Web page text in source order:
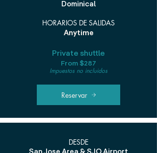
Dominical
HORARIOS DE SALIDAS
Anytime
Private shuttle
From $287
Impuestos no incluidos
Reservar
DESDE